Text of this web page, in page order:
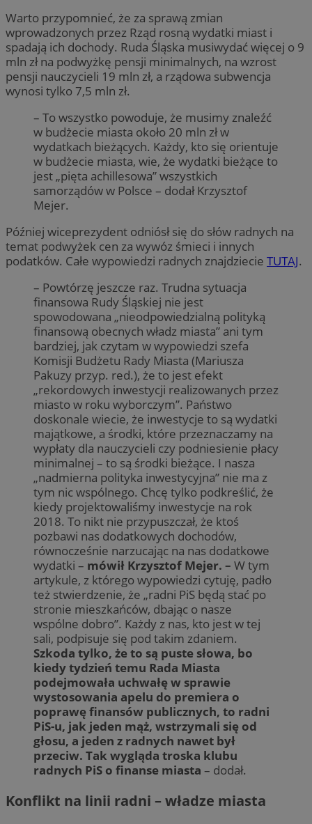
Warto przypomnieć, że za sprawą zmian
wprowadzonych przez Rząd rosną wydatki miast i
spadają ich dochody. Ruda Śląska musiwydać więcej o 9
mln zł na podwyżkę pensji minimalnych, na wzrost
pensji nauczycieli 19 mln zł, a rządowa subwencja
wynosi tylko 7,5 mln zł.
– To wszystko powoduje, że musimy znaleźć
w budżecie miasta około 20 mln zł w
wydatkach bieżących. Każdy, kto się orientuje
w budżecie miasta, wie, że wydatki bieżące to
jest „pięta achillesowa” wszystkich
samorządów w Polsce – dodał Krzysztof
Mejer.
Później wiceprezydent odniósł się do słów radnych na
temat podwyżek cen za wywóz śmieci i innych
podatków. Całe wypowiedzi radnych znajdziecie TUTAJ.
– Powtórzę jeszcze raz. Trudna sytuacja
finansowa Rudy Śląskiej nie jest
spowodowana „nieodpowiedzialną polityką
finansową obecnych władz miasta” ani tym
bardziej, jak czytam w wypowiedzi szefa
Komisji Budżetu Rady Miasta (Mariusza
Pakuzy przyp. red.), że to jest efekt
„rekordowych inwestycji realizowanych przez
miasto w roku wyborczym”. Państwo
doskonale wiecie, że inwestycje to są wydatki
majątkowe, a środki, które przeznaczamy na
wypłaty dla nauczycieli czy podniesienie płacy
minimalnej – to są środki bieżące. I nasza
„nadmierna polityka inwestycyjna” nie ma z
tym nic wspólnego. Chcę tylko podkreślić, że
kiedy projektowaliśmy inwestycje na rok
2018. To nikt nie przypuszczał, że ktoś
pozbawi nas dodatkowych dochodów,
równocześnie narzucając na nas dodatkowe
wydatki – mówił Krzysztof Mejer. – W tym
artykule, z którego wypowiedzi cytuję, padło
też stwierdzenie, że „radni PiS będą stać po
stronie mieszkańców, dbając o nasze
wspólne dobro”. Każdy z nas, kto jest w tej
sali, podpisuje się pod takim zdaniem.
Szkoda tylko, że to są puste słowa, bo
kiedy tydzień temu Rada Miasta
podejmowała uchwałę w sprawie
wystosowania apelu do premiera o
poprawę finansów publicznych, to radni
PiS-u, jak jeden mąż, wstrzymali się od
głosu, a jeden z radnych nawet był
przeciw. Tak wygląda troska klubu
radnych PiS o finanse miasta – dodał.
Konflikt na linii radni – władze miasta